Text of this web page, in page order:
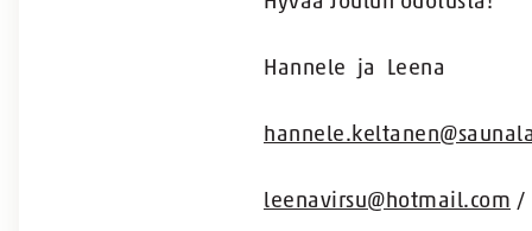
Hannele ja Leena
leenavirsu@hotmail.com /